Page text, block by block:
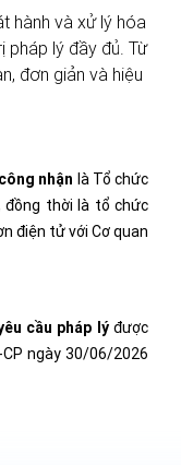
hành và xử lý hóa
pháp lý đầy đủ. Từ
đơn giản và hiệu
nhận là Tổ chức
đồng thời là tổ chức
điện tử với Cơ quan
cầu pháp lýđược
ngày 30/06/2026